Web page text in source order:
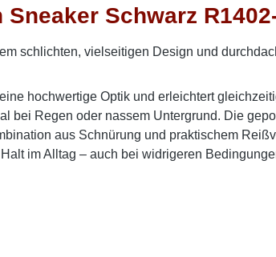
Schwarz
schlichten, vielseitigen Design und
hochwertige Optik und erleichtert
bei Regen oder nassem Untergrund. Die
aus Schnürung und praktischem
im Alltag – auch bei widrigeren